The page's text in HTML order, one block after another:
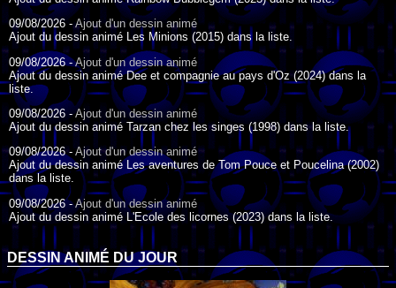
09/08/2026 -Ajout d'un dessin animé
Ajout du dessin animé Les Minions (2015) dans la liste.
09/08/2026 -Ajout d'un dessin animé
Ajout du dessin animé Dee et compagnie au pays d'Oz (2024) dans la
liste.
09/08/2026 -Ajout d'un dessin animé
Ajout du dessin animé Tarzan chez les singes (1998) dans la liste.
09/08/2026 -Ajout d'un dessin animé
Ajout du dessin animé Les aventures de Tom Pouce et Poucelina (2002)
dans la liste.
09/08/2026 -Ajout d'un dessin animé
Ajout du dessin animé L'Ecole des licornes (2023) dans la liste.
09/08/2026 -
Ajout d'un dessin animé
Ajout du dessin animé Wonder Choux ! (2006) dans la liste.
09/08/2026 -
Ajout d'un dessin animé
DESSIN ANIMÉ DU JOUR